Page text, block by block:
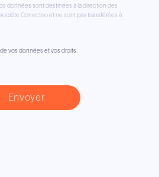
données sont destinées à la direction des
Conecteo et ne sont pas transférées à
vos données et vos droits.